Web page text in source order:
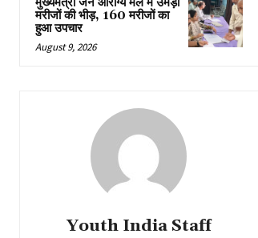
मरीजों की भीड़, 160 मरीजों का
हुआ उपचार
August 9, 2026
Youth India Staff